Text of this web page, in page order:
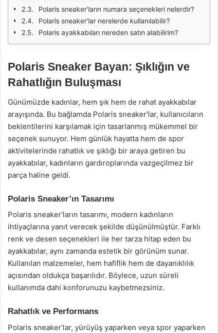
Polaris sneaker'ların numara seçenekleri nelerdir?
Polaris sneaker'lar nerelerde kullanılabilir?
Polaris ayakkabıları nereden satın alabilirim?
Polaris Sneaker Bayan: Şıklığın ve
Rahatlığın Buluşması
Günümüzde kadınlar, hem şık hem de rahat ayakkabılar
arayışında. Bu bağlamda Polaris sneaker’lar, kullanıcıların
beklentilerini karşılamak için tasarlanmış mükemmel bir
seçenek sunuyor. Hem günlük hayatta hem de spor
aktivitelerinde rahatlık ve şıklığı bir araya getiren bu
ayakkabılar, kadınların gardıroplarında vazgeçilmez bir
parça haline geldi.
Polaris Sneaker’ın Tasarımı
Polaris sneaker’ların tasarımı, modern kadınların
ihtiyaçlarına yanıt verecek şekilde düşünülmüştür. Farklı
renk ve desen seçenekleri ile her tarza hitap eden bu
ayakkabılar, aynı zamanda estetik bir görünüm sunar.
Kullanılan malzemeler, hem hafiflik hem de dayanıklılık
açısından oldukça başarılıdır. Böylece, uzun süreli
kullanımda dahi konforunuzu kaybetmezsiniz.
Rahatlık ve Performans
Polaris sneaker’lar, yürüyüş yaparken veya spor yaparken